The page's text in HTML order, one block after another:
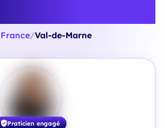
/Val-de-Marne
Praticien engagé